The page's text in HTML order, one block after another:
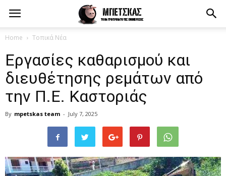
Home Τοπικά Νέα
Εργασίες καθαρισμού και
διευθέτησης ρεμάτων από
την Π.Ε. Καστοριάς
By mpetskas team - July 7, 2025